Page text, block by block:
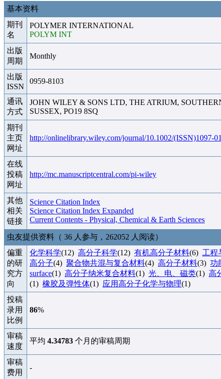
基本资料
期刊
名
POLYMER INTERNATIONAL
POLYM INT
出版
周期
Monthly
出版
ISSN
0959-8103
通讯
方式
JOHN WILEY & SONS LTD, THE ATRIUM,
SUSSEX, PO19 8SQ
期刊
主页
网址
http://onlinelibrary.wiley.com/journal/10.1002/(ISSN)1097-
在线
投稿
网址
http://mc.manuscriptcentral.com/pi-wiley
其他
相关
链接
Science Citation Index
Science Citation Index Expanded
Current Contents - Physical, Chemical & Earth Sciences
虫友提供资料（ 36 人参与，262052 人阅读）
偏重
的研
究方
向
化学科学(12) 高分子科学(12) 有机高分子材料(6) 工程
高分子(4) 聚合物共混与复合材料(4) 高分子材料(3) 功
surface(1) 高分子纳米复合材料(1) 光、电、磁类(1) 高
(1) 橡胶及弹性体(1) 应用高分子化学与物理(1)
投稿
录用
比例
86%
审稿
速度
平均 4.34783 个月的审稿周期
审稿
费用
-